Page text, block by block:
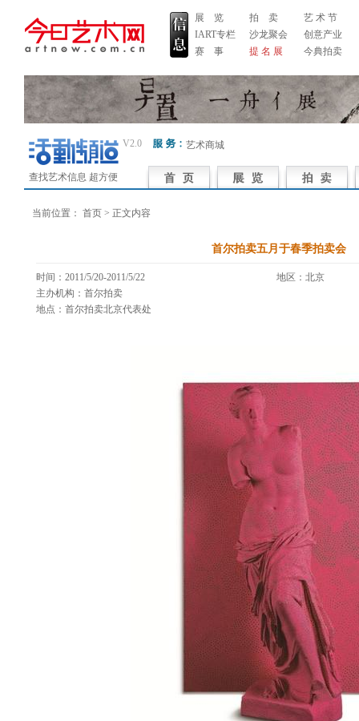
展 览
IART专栏
赛 事
拍 卖
沙龙聚会
提 名 展
艺 术 节
创意产业
今典拍卖
查找艺术信息 超方便
V2.0 艺术商城
当前位置： 首页 > 正文内容
首尔拍卖五月于春季拍卖会
时间：2011/5/20-2011/5/22
地区：北京 来
主办机构：首尔拍卖
地点：首尔拍卖北京代表处